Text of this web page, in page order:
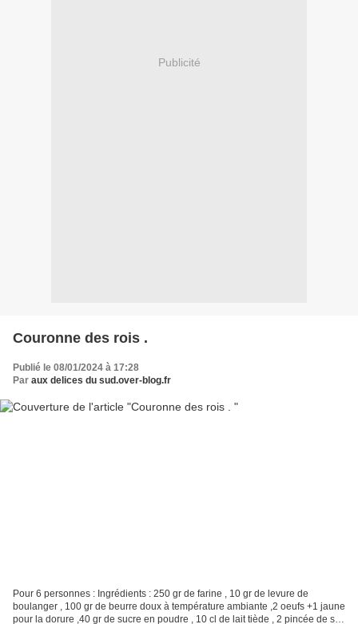
Publicité
Couronne des rois .
Publié le 08/01/2024 à 17:28
Par aux delices du sud.over-blog.fr
Pour 6 personnes : Ingrédients : 250 gr de farine , 10 gr de levure de
boulanger , 100 gr de beurre doux à température ambiante ,2 oeufs +1 jaune
pour la dorure ,40 gr de sucre en poudre , 10 cl de lait tiède , 2 pincée de sel